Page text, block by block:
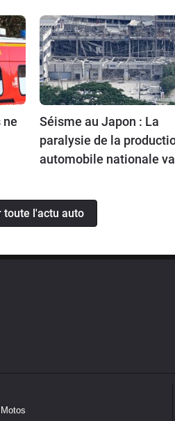
ne
Séisme au Japon : La
paralysie de la
automobile nationale
Europe ?
toute l'actu auto
Motos